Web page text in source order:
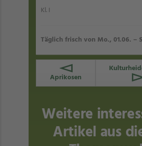
Kl. I
Täglich frisch von Mo., 01.06. –
Aprikosen
Weitere
Artikel aus